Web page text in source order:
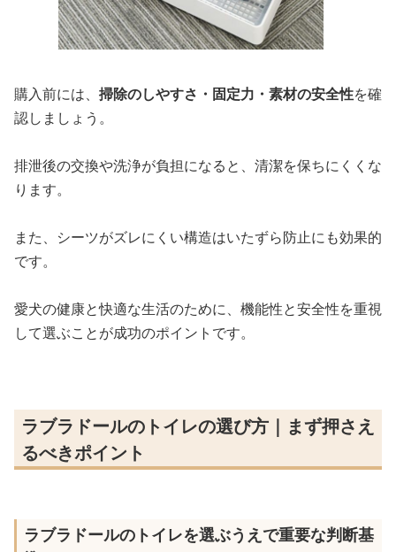
購入前には、 掃除のしやすさ・固定力・素材の安全性を確
認しましょう。
排泄後の交換や洗浄が負担になると、清潔を保ちにくくな
ります。
また、シーツがズレにくい構造はいたずら防止にも効果的
です。
愛犬の健康と快適な生活のために、機能性と安全性を重視
して選ぶことが成功のポイントです。
ラブラドールのトイレの選び方｜まず押さえ
るべきポイント
ラブラドールのトイレを選ぶうえで重要な判断基